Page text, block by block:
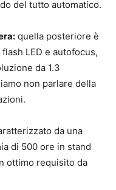
del tutto automatico.
quella posteriore è
LED e autofocus,
da 1.3
non parlare della
da una
di 500 ore in stand
ottimo requisito da